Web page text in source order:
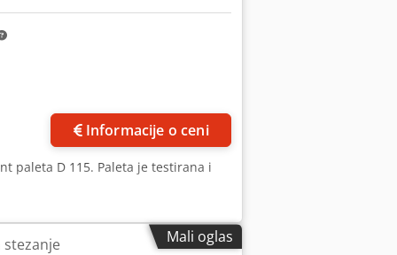
Informacije o ceni
paleta D 115. Paleta je testirana i
Mali oglas
stezanje